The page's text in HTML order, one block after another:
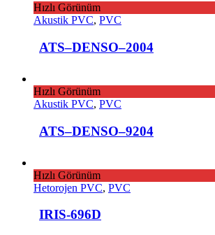
Hızlı Görünüm
Akustik PVC, PVC
ATS–DENSO–2004
Hızlı Görünüm
Akustik PVC, PVC
ATS–DENSO–9204
Hızlı Görünüm
Hetorojen PVC, PVC
IRIS-696D